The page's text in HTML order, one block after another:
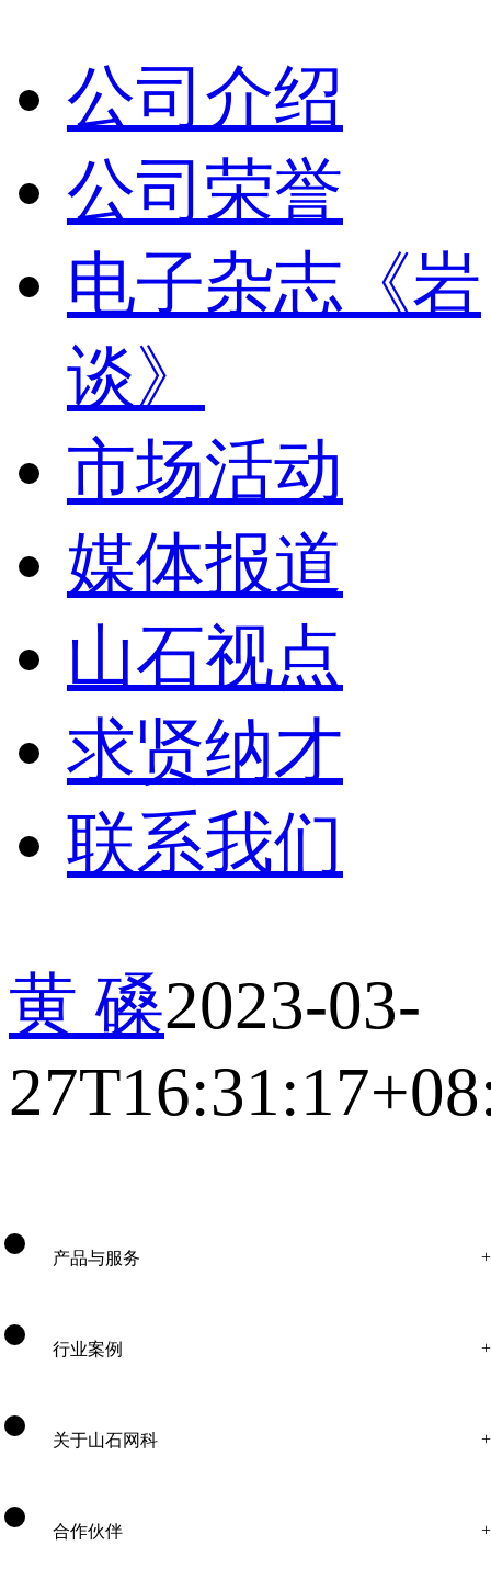
公司介绍
公司荣誉
电子杂志《岩
谈》
市场活动
媒体报道
山石视点
求贤纳才
联系我们
黄 磉2023-03-
产品与服务
行业案例
关于山石网科
合作伙伴